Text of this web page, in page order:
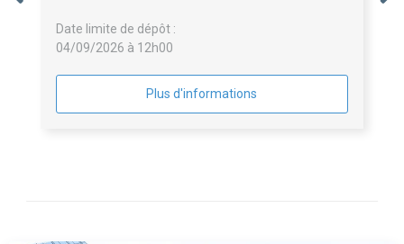
Date limite de dépôt :
04/09/2026 à 12h00
Plus d'informations